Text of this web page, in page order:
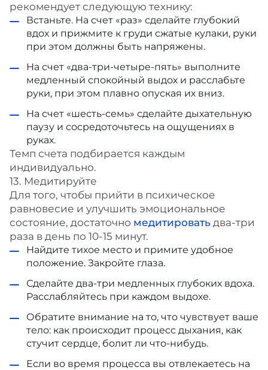
рекомендует следующую технику:
Встаньте. На счет «раз» сделайте глубокий
вдох и прижмите к груди сжатые кулаки, руки
при этом должны быть напряжены.
На счет «два-три-четыре-пять» выполните
медленный спокойный выдох и расслабьте
руки, при этом плавно опуская их вниз.
На счет «шесть-семь» сделайте дыхательную
паузу и сосредоточьтесь на ощущениях в
руках.
Темп счета подбирается каждым
индивидуально.
13. Медитируйте
Для того, чтобы прийти в психическое
равновесие и улучшить эмоциональное
состояние, достаточно медитировать два-три
раза в день по 10-15 минут.
Найдите тихое место и примите удобное
положение. Закройте глаза.
Сделайте два-три медленных глубоких вдоха.
Расслабляйтесь при каждом выдохе.
Обратите внимание на то, что чувствует ваше
тело: как происходит процесс дыхания, как
стучит сердце, болит ли что-нибудь.
Если во время процесса вы отвлекаетесь на